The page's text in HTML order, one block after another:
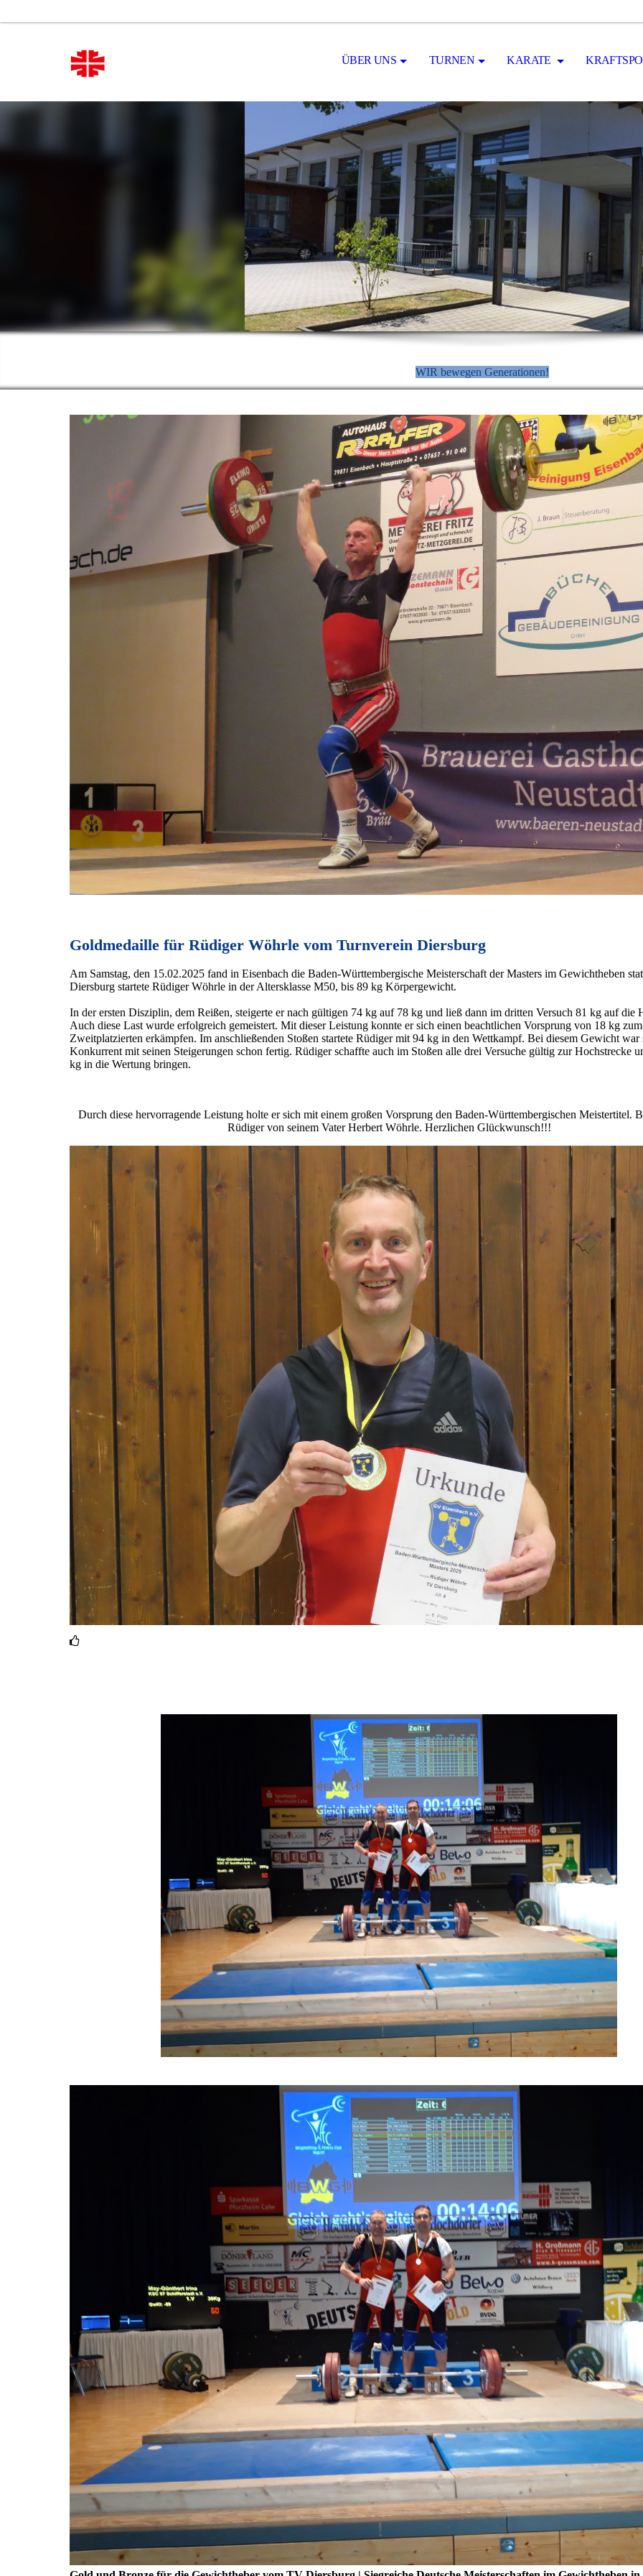
ÜBER UNS TURNEN KARATE
WIR bewegen Generationen!
Goldmedaille für Rüdiger Wöhrle vom Turnverein Diersburg
Am Samstag, den 15.02.2025 fand in Eisenbach die Baden-Württembergische Meisterschaft der Masters im Gewichtheben
Diersburg startete Rüdiger Wöhrle in der Altersklasse M50, bis 89 kg Körpergewicht.
In der ersten Disziplin, dem Reißen, steigerte er nach gültigen 74 kg auf 78 kg und ließ dann im dritten Versuch 81 kg auf die
Auch diese Last wurde erfolgreich gemeistert. Mit dieser Leistung konnte er sich einen beachtlichen Vorsprung von 18 kg zum
Zweitplatzierten erkämpfen. Im anschließenden Stoßen startete Rüdiger mit 94 kg in den Wettkampf. Bei diesem Gewicht war
Konkurrent mit seinen Steigerungen schon fertig. Rüdiger schaffte auch im Stoßen alle drei Versuche gültig zur Hochstrecke
kg in die Wertung bringen.
Durch diese hervorragende Leistung holte er sich mit einem großen Vorsprung den Baden-Württembergischen Meistertitel.
Rüdiger von seinem Vater Herbert Wöhrle. Herzlichen Glückwunsch!!!